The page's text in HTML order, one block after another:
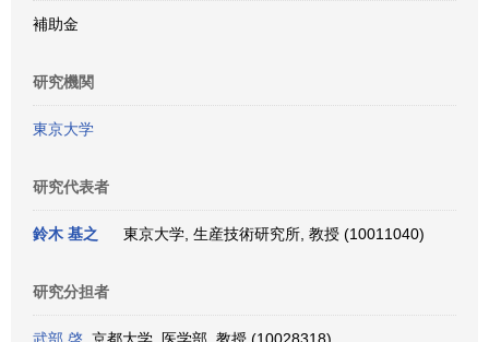
補助金
研究機関
東京大学
研究代表者
鈴木 基之 東京大学, 生産技術研究所, 教授 (10011040)
研究分担者